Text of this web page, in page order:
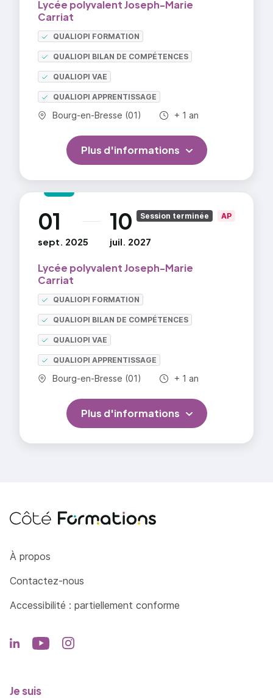
sécurité au travail, procédés et techniques de
réalisation (ouvrages préfabriqués, ouvrages
coulés en place, coffrage...)...
=> En savoir plus
Lycée polyvalent Joseph-Marie
Carriat
QUALIOPI FORMATION
QUALIOPI BILAN DE COMPÉTENCES
QUALIOPI VAE
QUALIOPI APPRENTISSAGE
Commune :
Bourg-en-Bresse (01) Durée totale :
+ 1 an
Plus d'informations
01
sept. 2025
au 10
juil. 2027
Lycée polyvalent Joseph-Marie
Carriat
QUALIOPI FORMATION
QUALIOPI BILAN DE COMPÉTENCES
QUALIOPI VAE
QUALIOPI APPRENTISSAGE
Commune :
Bourg-en-Bresse (01) Durée totale :
+ 1 an
Session terminée AP
Plus d'informations
Côté Formations
À propos
Contactez-nous
Accessibilité : partiellement conforme
Je suis